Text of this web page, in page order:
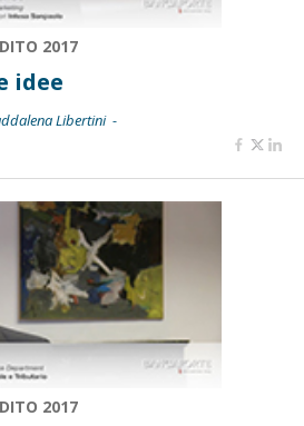
2017
idee
Libertini -
2017